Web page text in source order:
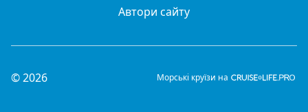
Автори сайту
© 2026 Морські круїзи на